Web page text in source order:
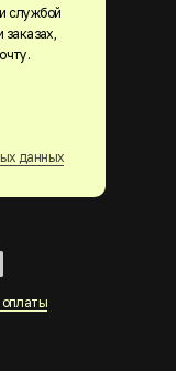
данных
оплаты
службой
заказах,